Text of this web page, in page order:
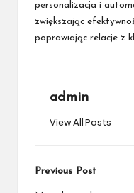
personalizacja i
zwiększając
poprawiając relacje z
admin
View All Posts
Post
Previous Post